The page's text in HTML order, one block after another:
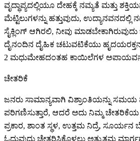
ವೃದ್ಧಾಪ್ಯದಲ್ಲಿಯೂ ದೇಹಕ್ಕೆ ನಮ್ಯತೆ ಮತ್ತು
ಮೆಟ್ಟಿಲುಗಳನ್ನು ಹತ್ತುವುದು,
ಸೈಕ್ಲಿಂಗ್ ಆಗಿರಲಿ, ನೀವು ಮಾಡಬೇಕಾಗಿರುವುದು
ದೈನಂದಿನ ದೈಹಿಕ ಚಟುವಟಿಕೆಯು
2 ಮಧುಮೇಹದಂತಹ ಕಾಯಿಲೆಗಳ
ಚೇತರಿಕೆ
ಜನರು ಸಾಮಾನ್ಯವಾಗಿ ವಿಶ್ರಾಂತಿಯನ್ನು ಸಮಯ
ಪರಿಗಣಿಸುತ್ತಾರೆ, ಆದರೆ ಅದು ನಿಮ್ಮ ಚೇತರಿಕೆಯ
ಪ್ರಕಾರ, ಶಾಂತ ಸ್ಥಳ, ಉತ್ತಮ ನಿದ್ರೆ, ಸೂರ್ಯನ
ಓದುವುದು ಚೇತರಿಸಿಕೊಳ್ಳಲು ಅತ್ಯುತ್ತಮ